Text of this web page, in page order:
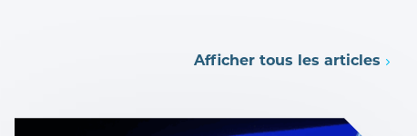
Afficher tous les articles